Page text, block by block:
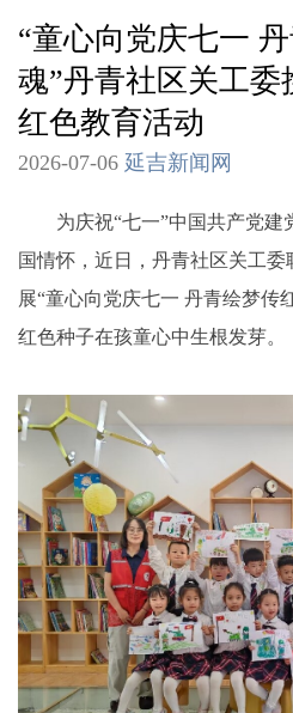
“童心向党庆七一
魂”丹青社区关工委
红色教育活动
2026-07-06 延吉新闻网
为庆祝“七一”中国共产党建
国情怀，近日，丹青社区关工
展“童心向党庆七一 丹青绘梦传
红色种子在孩童心中生根发芽。